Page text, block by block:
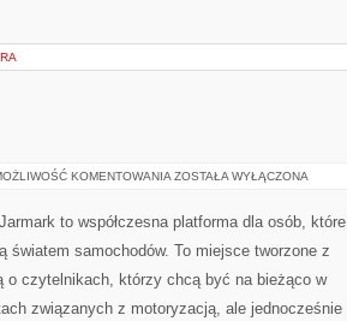
KOMENTOWANIA GIGANCI
ZOSTAŁA WYŁĄCZONA
to współczesna platforma dla osób, które
światem samochodów. To miejsce tworzone z
o czytelnikach, którzy chcą być na bieżąco w
związanych z motoryzacją, ale jednocześnie